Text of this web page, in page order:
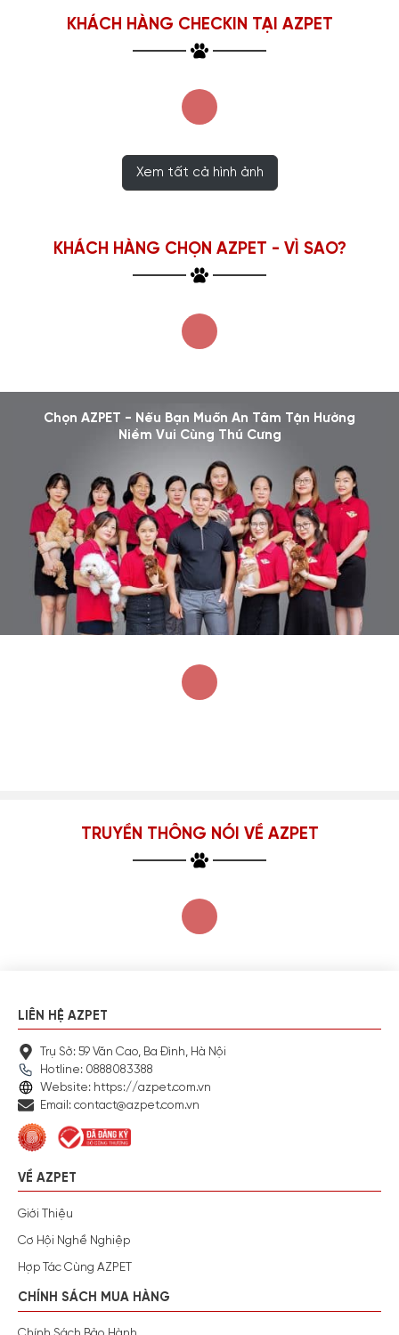
KHÁCH HÀNG CHECKIN TẠI AZPET
Xem tất cả hình ảnh
KHÁCH HÀNG CHỌN AZPET - VÌ SAO?
Chọn AZPET - Nếu Bạn Muốn An Tâm Tận Hưởng
Niềm Vui Cùng Thú Cưng
TRUYỀN THÔNG NÓI VỀ AZPET
LIÊN HỆ AZPET
Trụ Sở: 59 Văn Cao, Ba Đình, Hà Nội
Hotline: 0888083388
Website: https://azpet.com.vn
Email: contact@azpet.com.vn
VỀ AZPET
Giới Thiệu
Cơ Hội Nghề Nghiệp
Hợp Tác Cùng AZPET
CHÍNH SÁCH MUA HÀNG